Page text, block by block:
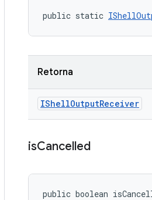
public static
Retorna
IShellOutputReceiver
isCancelled
public boolean